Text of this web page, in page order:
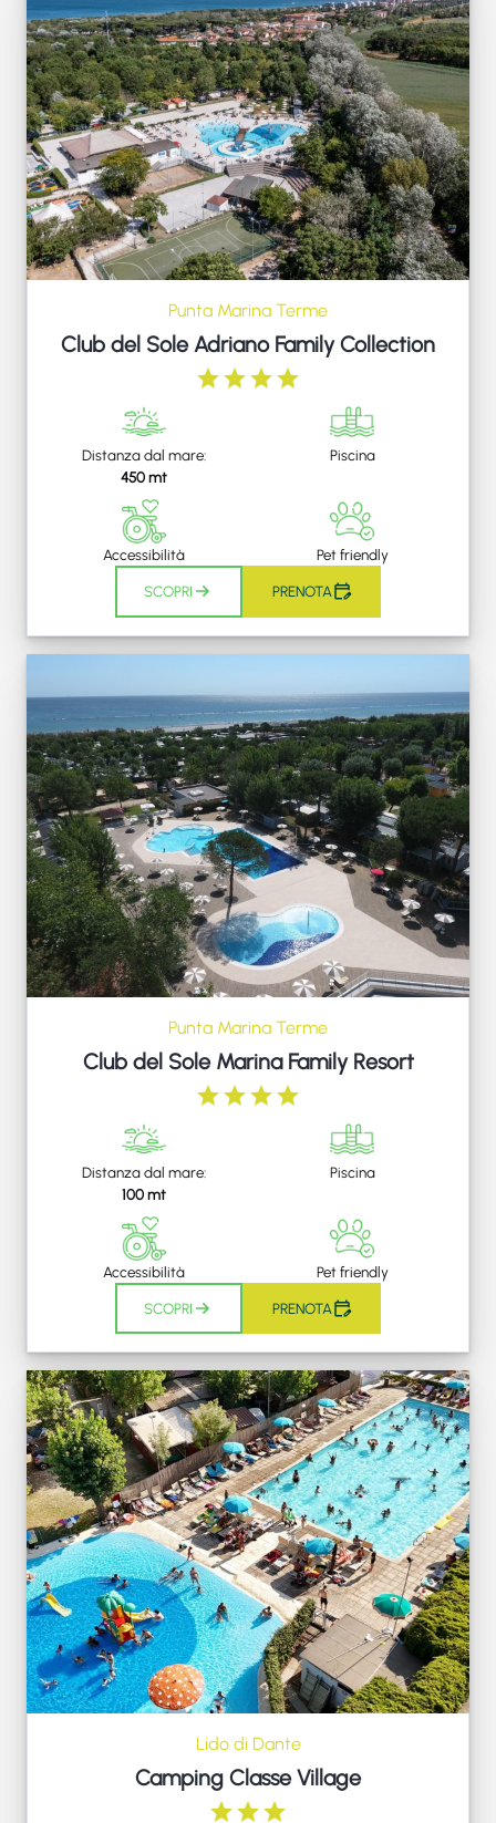
Punta Marina Terme
Club del Sole Adriano Family Collection
Distanza dal mare:
450 mt
Piscina
Accessibilità Pet friendly
SCOPRI PRENOTA
Punta Marina Terme
Club del Sole Marina Family Resort
Distanza dal mare:
100 mt
Piscina
Accessibilità Pet friendly
SCOPRI PRENOTA
Lido di Dante
Camping Classe Village